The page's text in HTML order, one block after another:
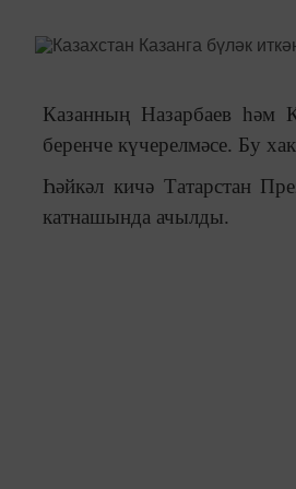
Казанның Назарбаев һәм
беренче күчерелмәсе. Бу
Һәйкәл кичә Татарстан
катнашында ачылды.